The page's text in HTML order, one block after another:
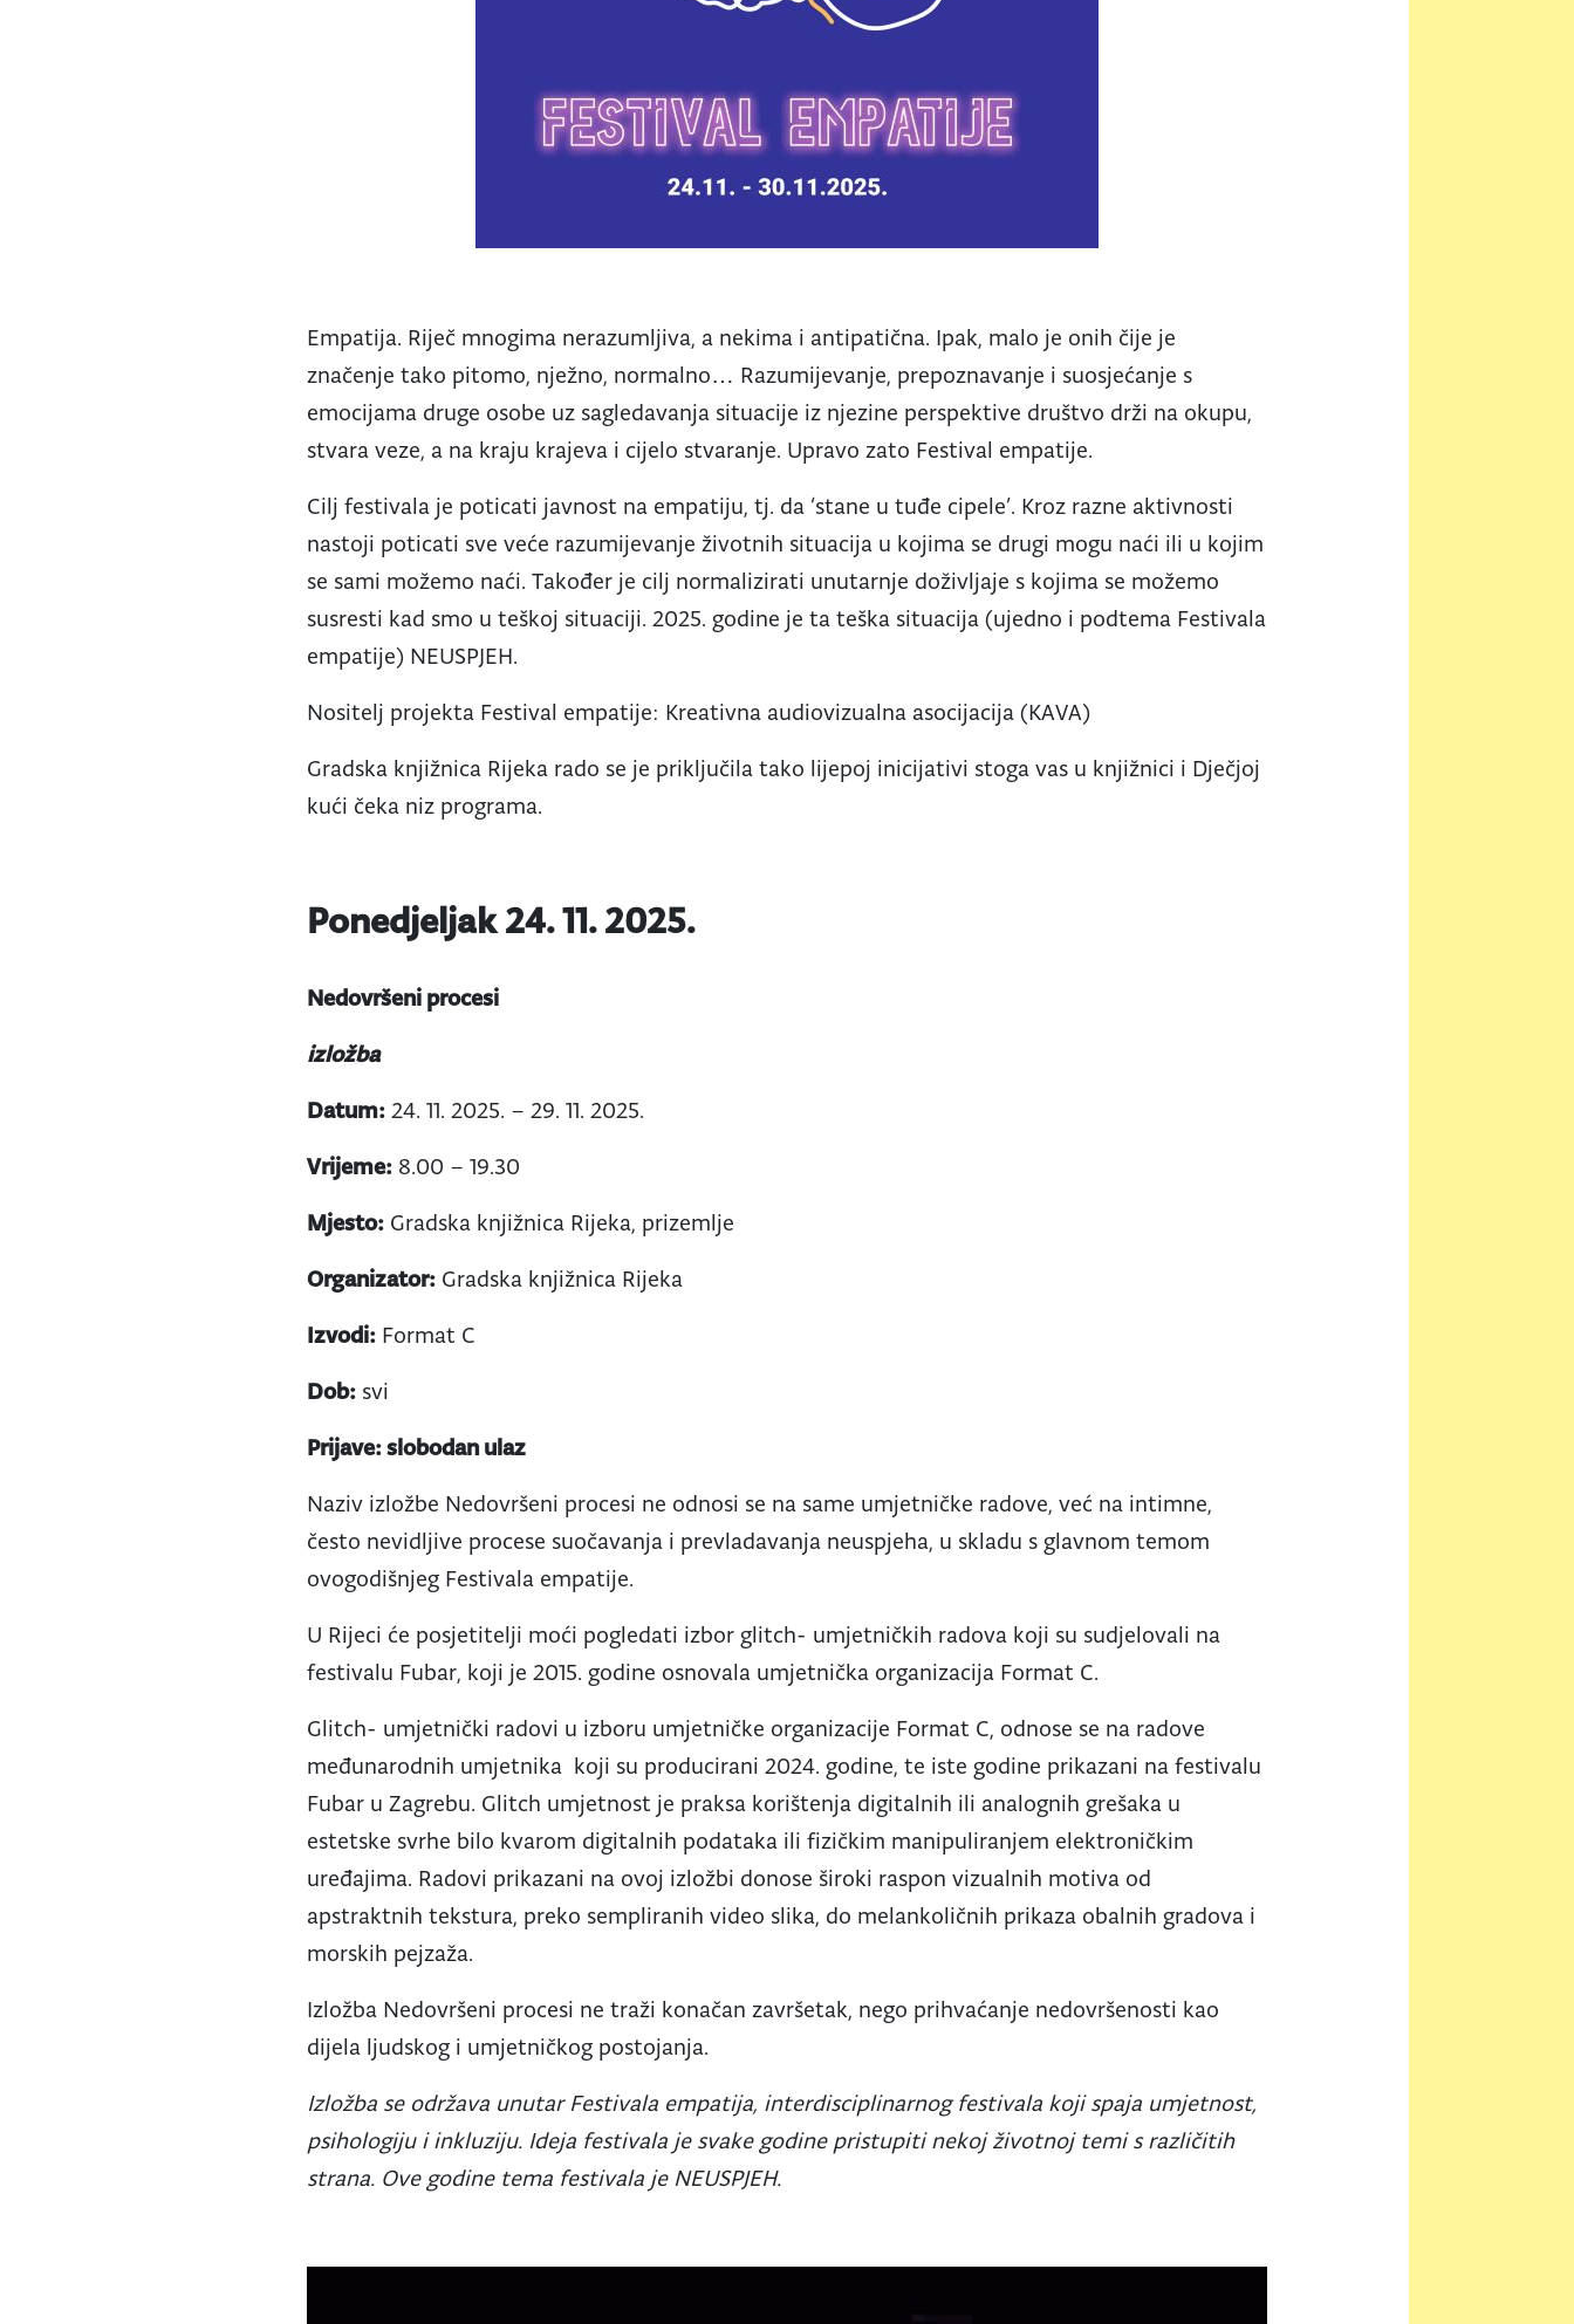
Empatija. Riječ mnogima nerazumljiva, a nekima i antipatična. Ipak, malo je onih čije je
značenje tako pitomo, nježno, normalno… Razumijevanje, prepoznavanje i suosjećanje s
emocijama druge osobe uz sagledavanja situacije iz njezine perspektive društvo drži na okupu,
stvara veze, a na kraju krajeva i cijelo stvaranje. Upravo zato Festival empatije.
Cilj festivala je poticati javnost na empatiju, tj. da ‘stane u tuđe cipele’. Kroz razne aktivnosti
nastoji poticati sve veće razumijevanje životnih situacija u kojima se drugi mogu naći ili u kojim
se sami možemo naći. Također je cilj normalizirati unutarnje doživljaje s kojima se možemo
susresti kad smo u teškoj situaciji. 2025. godine je ta teška situacija (ujedno i podtema Festivala
empatije) NEUSPJEH.
Nositelj projekta Festival empatije: Kreativna audiovizualna asocijacija (KAVA)
Gradska knjižnica Rijeka rado se je priključila tako lijepoj inicijativi stoga vas u knjižnici i Dječjoj
kući čeka niz programa.
Ponedjeljak 24. 11. 2025.
Nedovršeni procesi
izložba
Datum: 24. 11. 2025. – 29. 11. 2025.
Vrijeme: 8.00 – 19.30
Mjesto: Gradska knjižnica Rijeka, prizemlje
Organizator: Gradska knjižnica Rijeka
Izvodi: Format C
Dob: svi
Prijave: slobodan ulaz
Naziv izložbe Nedovršeni procesi ne odnosi se na same umjetničke radove, već na intimne,
često nevidljive procese suočavanja i prevladavanja neuspjeha, u skladu s glavnom temom
ovogodišnjeg Festivala empatije.
U Rijeci će posjetitelji moći pogledati izbor glitch- umjetničkih radova koji su sudjelovali na
festivalu Fubar, koji je 2015. godine osnovala umjetnička organizacija Format C.
Glitch- umjetnički radovi u izboru umjetničke organizacije Format C, odnose se na radove
međunarodnih umjetnika koji su producirani 2024. godine, te iste godine prikazani na festivalu
Fubar u Zagrebu. Glitch umjetnost je praksa korištenja digitalnih ili analognih grešaka u
estetske svrhe bilo kvarom digitalnih podataka ili fizičkim manipuliranjem elektroničkim
uređajima. Radovi prikazani na ovoj izložbi donose široki raspon vizualnih motiva od
apstraktnih tekstura, preko sempliranih video slika, do melankoličnih prikaza obalnih gradova i
morskih pejzaža.
Izložba Nedovršeni procesi ne traži konačan završetak, nego prihvaćanje nedovršenosti kao
dijela ljudskog i umjetničkog postojanja.
Izložba se održava unutar Festivala empatija, interdisciplinarnog festivala koji spaja umjetnost,
psihologiju i inkluziju. Ideja festivala je svake godine pristupiti nekoj životnoj temi s različitih
strana. Ove godine tema festivala je NEUSPJEH.